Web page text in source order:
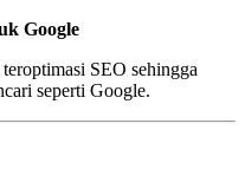
Google
SEO sehingga
seperti Google.